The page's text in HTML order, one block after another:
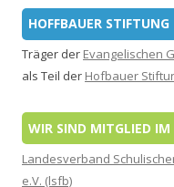
HOFFBAUER STIFTUNG
Träger der Evangelischen
als Teil der Hofbauer
WIR SIND MITGLIED IM
Landesverband
e.V. (lsfb)